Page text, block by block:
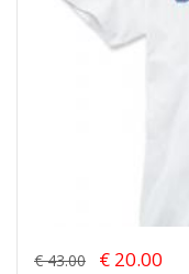
€ 43.00 € 20.00